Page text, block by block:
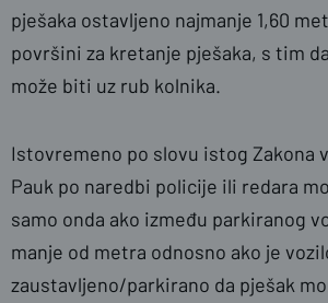
pješaka ostavljeno najmanje 1,60
površini za kretanje pješaka, s tim
može biti uz rub kolnika.
Istovremeno po slovu istog Zakona
Pauk po naredbi policije ili redara
samo onda ako između parkiranog
manje od metra odnosno ako je
zaustavljeno/parkirano da pješak